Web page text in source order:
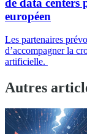
européen
Les partenaires
d’accompagner la
artificielle.
Autres